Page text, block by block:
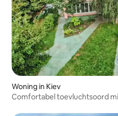
Woning in Kiev
Comfortabel toevluchtsoord